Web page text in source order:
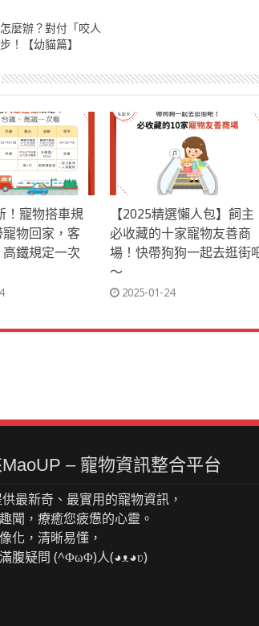
麼辦？對付「咬人
！【幼貓篇】
！寵物搭車規
物回家，客
鐵規定一次
【2025精選懶人包】飼主
必收藏的十家寵物友善商
場！快帶狗狗一起去逛街
～
2025-01-24
– 寵物資訊整合平台
最新奇、最實用的寵物資訊，
聞，療癒您疲憊的心靈。
化，清晰易懂，
腹疑問 (^ΦωΦ)人(◕ᴥ◕ʋ)